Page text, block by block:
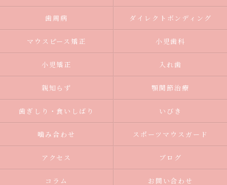
歯周病 ダイレクトボンディング
マウスピース矯正 小児歯科
小児矯正 入れ歯
親知らず 顎関節治療
歯ぎしり・食いしばり いびき
噛み合わせ スポーツマウスガード
アクセス ブログ
コラム お問い合わせ